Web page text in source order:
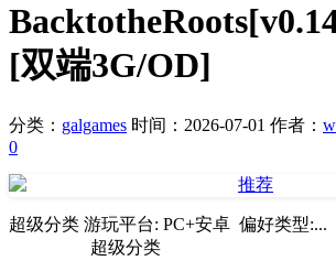
[双端3G/OD]
分类： galgames 时间：2026-07-01 作者：
0
超级分类 游玩平台: PC+安卓 偏好类型:...
超级分类